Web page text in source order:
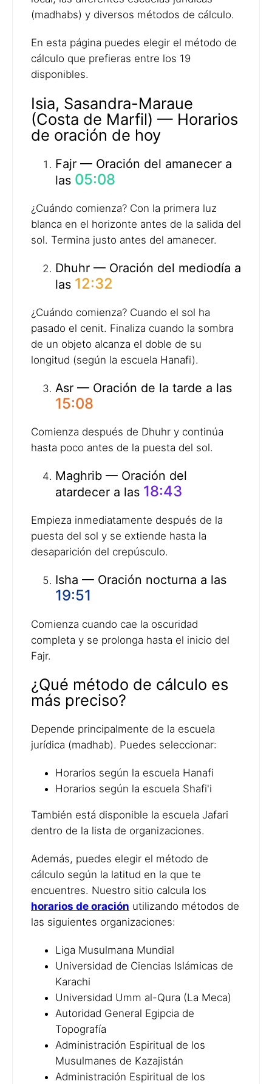
(madhabs) y diversos métodos de cálculo.
En esta página puedes elegir el método de
cálculo que prefieras entre los 19
disponibles.
Isia, Sasandra-Maraue
(Costa de Marfil) — Horarios
de oración de hoy
Fajr — Oración del amanecer a
las 05:08
¿Cuándo comienza? Con la primera luz
blanca en el horizonte antes de la salida del
sol. Termina justo antes del amanecer.
Dhuhr — Oración del mediodía a
las 12:32
¿Cuándo comienza? Cuando el sol ha
pasado el cenit. Finaliza cuando la sombra
de un objeto alcanza el doble de su
longitud (según la escuela Hanafi).
Asr — Oración de la tarde a las
15:08
Comienza después de Dhuhr y continúa
hasta poco antes de la puesta del sol.
Maghrib — Oración del
atardecer a las 18:43
Empieza inmediatamente después de la
puesta del sol y se extiende hasta la
desaparición del crepúsculo.
Isha — Oración nocturna a las
19:51
Comienza cuando cae la oscuridad
completa y se prolonga hasta el inicio del
Fajr.
¿Qué método de cálculo es
más preciso?
Depende principalmente de la escuela
jurídica (madhab). Puedes seleccionar:
Horarios según la escuela Hanafi
Horarios según la escuela Shafi'i
También está disponible la escuela Jafari
dentro de la lista de organizaciones.
Además, puedes elegir el método de
cálculo según la latitud en la que te
encuentres. Nuestro sitio calcula los
horarios de oración utilizando métodos de
las siguientes organizaciones:
Liga Musulmana Mundial
Universidad de Ciencias Islámicas de
Karachi
Universidad Umm al-Qura (La Meca)
Autoridad General Egipcia de
Topografía
Administración Espiritual de los
Musulmanes de Kazajistán
Administración Espiritual de los